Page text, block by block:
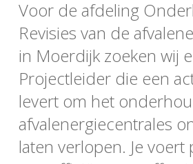
Voor de afdeling
Revisies van de
in Moerdijk zoeken wij
Projectleider die een
levert om het
afvalenergiecentrales
laten verlopen. Je